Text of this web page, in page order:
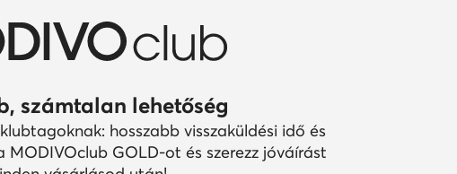
számtalan lehetőség
hosszabb visszaküldési idő és
MODIVOclub GOLD-ot és szerezz jóváírást